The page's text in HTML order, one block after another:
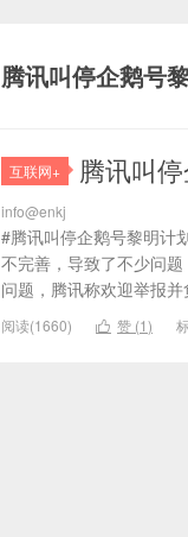
腾讯叫停企鹅号
互联网+ 腾讯叫
info@enkj
#腾讯叫停企鹅号黎明计
不完善，导致了不少问
问题，腾讯称欢迎举报
阅读(1660)  赞 (1)